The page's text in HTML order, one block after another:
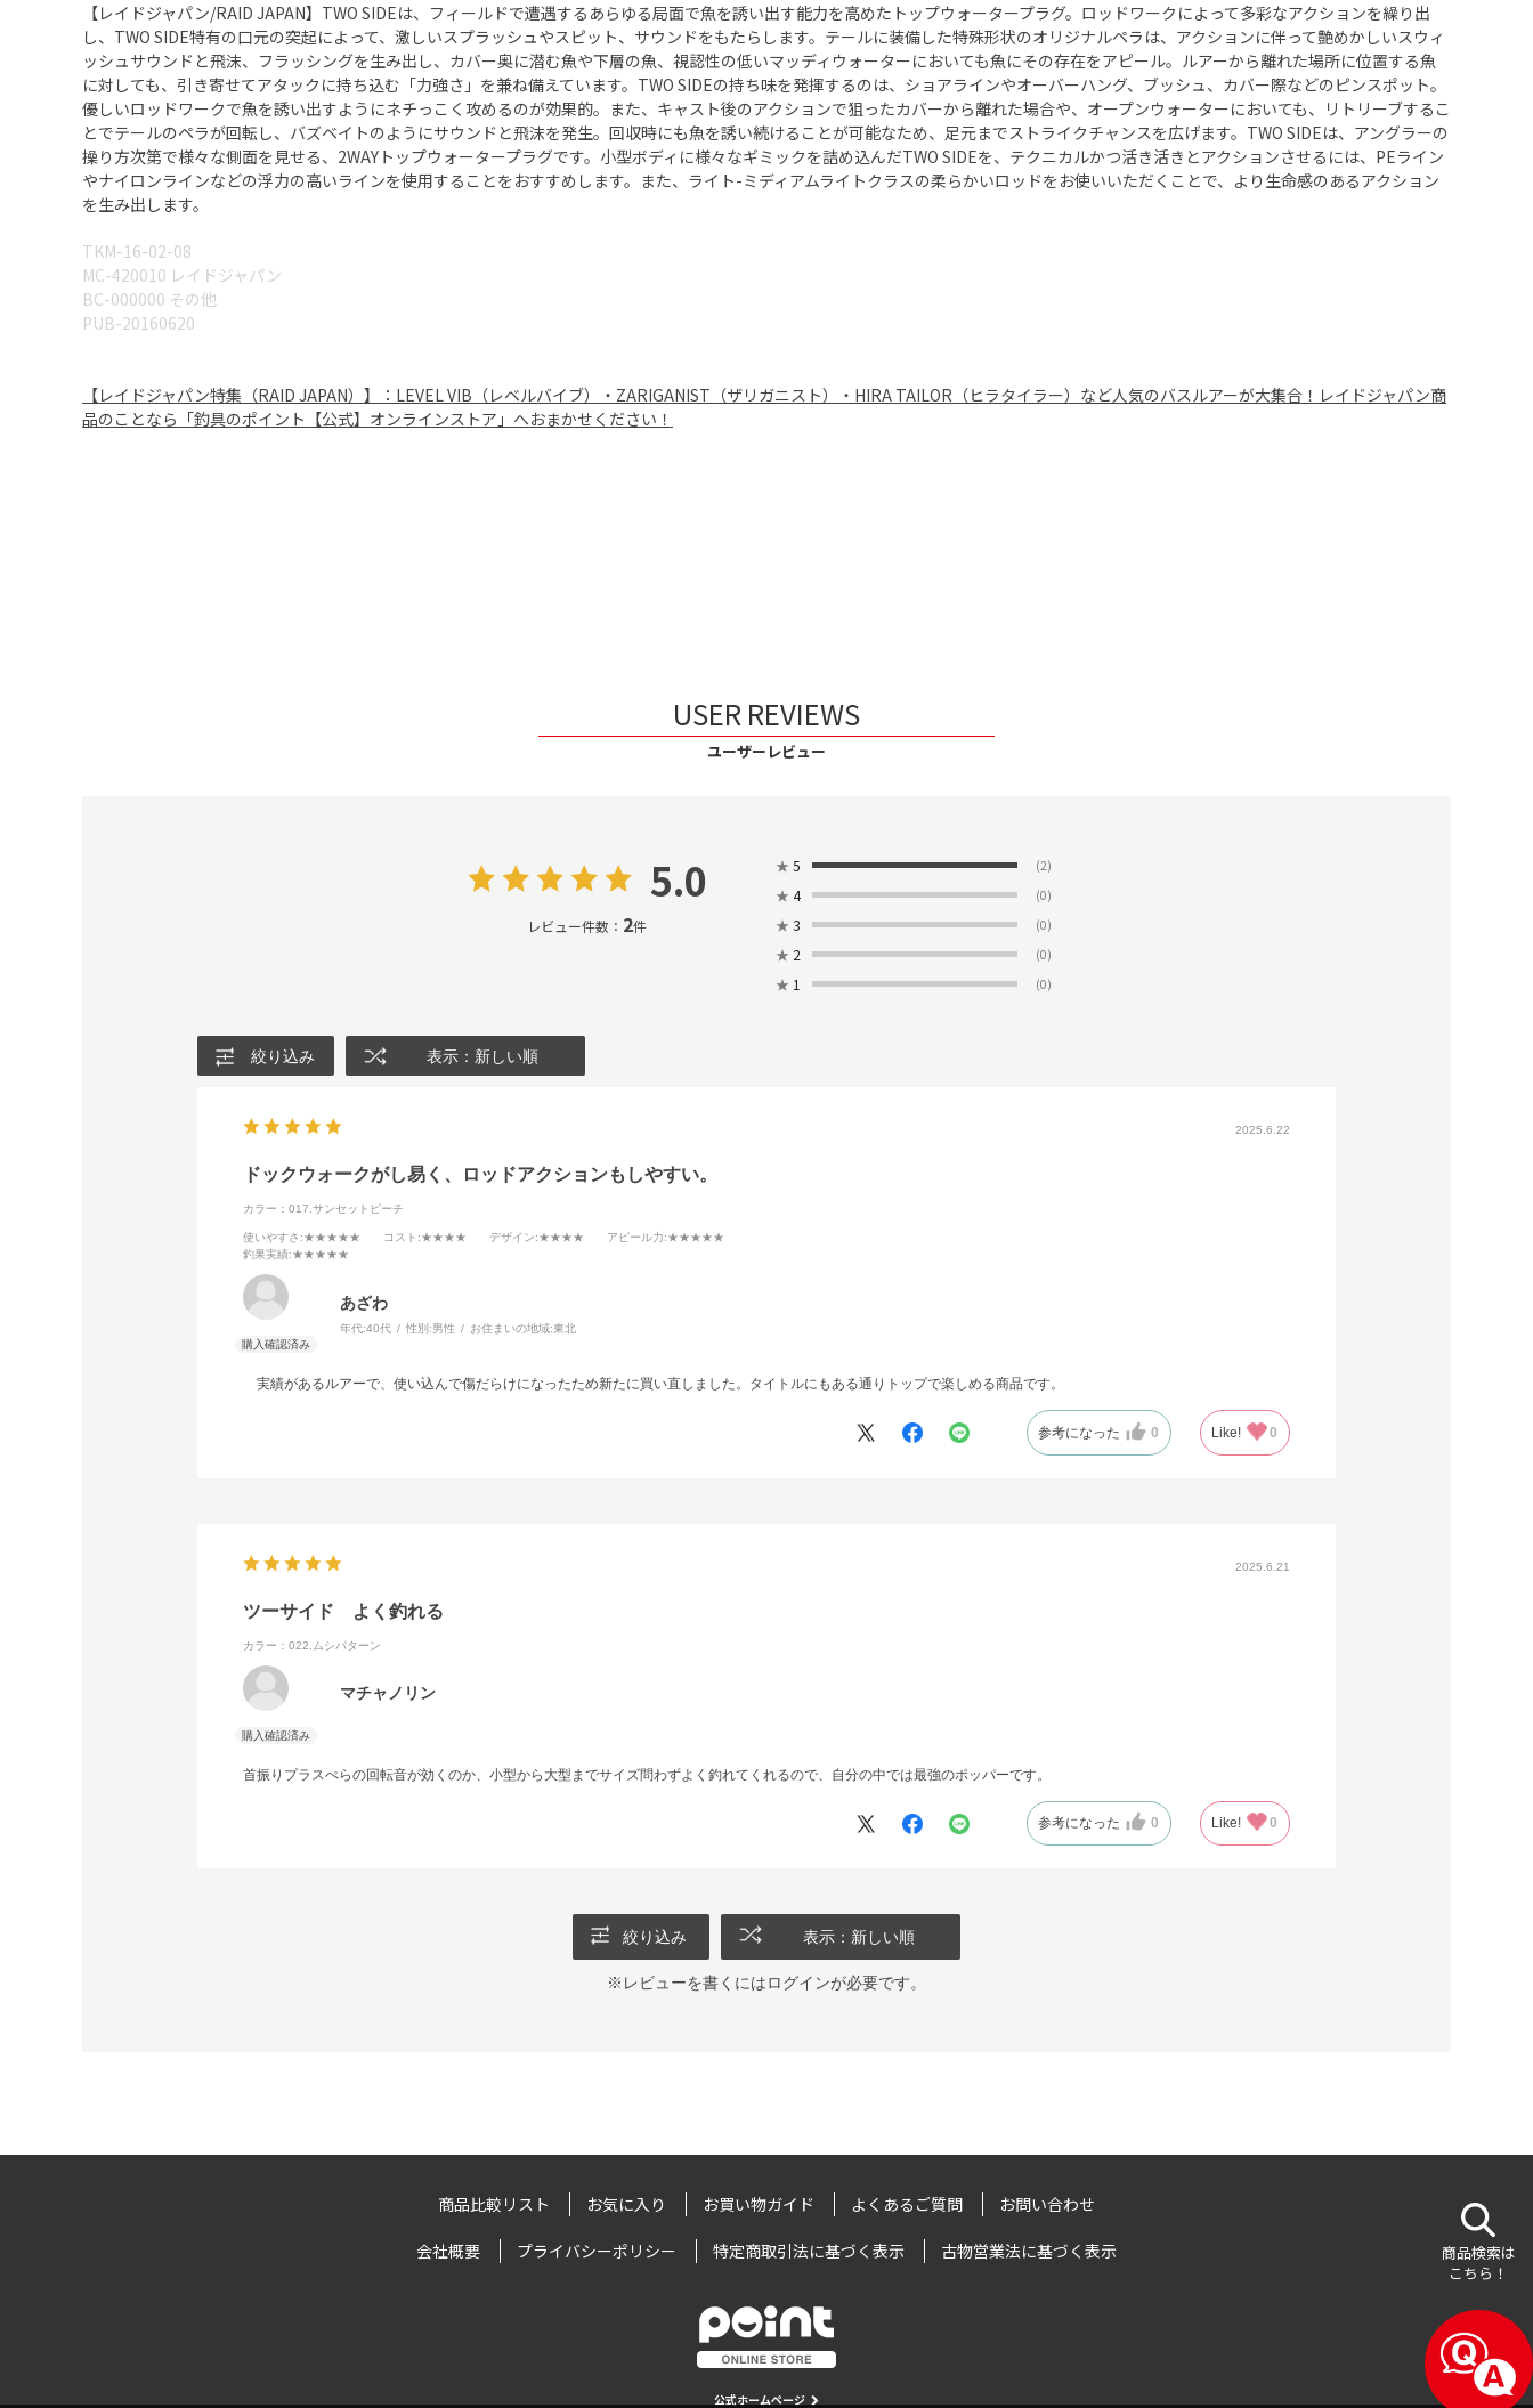
【レイドジャパン/RAID JAPAN】TWO SIDEは、フィールドで遭遇するあらゆる局面で魚を誘い出す能力を高めたトップウォータープラグ。ロッドワークによって多彩なアクションを繰り出
し、TWO SIDE特有の口元の突起によって、激しいスプラッシュやスピット、サウンドをもたらします。テールに装備した特殊形状のオリジナルペラは、アクションに伴って艶めかしいスウィ
ッシュサウンドと飛沫、フラッシングを生み出し、カバー奥に潜む魚や下層の魚、視認性の低いマッディウォーターにおいても魚にその存在をアピール。ルアーから離れた場所に位置する魚
に対しても、引き寄せてアタックに持ち込む「力強さ」を兼ね備えています。TWO SIDEの持ち味を発揮するのは、ショアラインやオーバーハング、ブッシュ、カバー際などのピンスポット。
優しいロッドワークで魚を誘い出すようにネチっこく攻めるのが効果的。また、キャスト後のアクションで狙ったカバーから離れた場合や、オープンウォーターにおいても、リトリーブするこ
とでテールのペラが回転し、バズベイトのようにサウンドと飛沫を発生。回収時にも魚を誘い続けることが可能なため、足元までストライクチャンスを広げます。TWO SIDEは、アングラーの
操り方次第で様々な側面を見せる、2WAYトップウォータープラグです。小型ボディに様々なギミックを詰め込んだTWO SIDEを、テクニカルかつ活き活きとアクションさせるには、PEライン
やナイロンラインなどの浮力の高いラインを使用することをおすすめします。また、ライト-ミディアムライトクラスの柔らかいロッドをお使いいただくことで、より生命感のあるアクション
を生み出します。
TKM-16-02-08
MC-420010 レイドジャパン
BC-000000 その他
PUB-20160620
【レイドジャパン特集（RAID JAPAN）】：LEVEL VIB（レベルバイブ）・ZARIGANIST（ザリガニスト）・HIRA TAILOR（ヒラタイラー）など人気のバスルアーが大集合！レイドジャパン商
品のことなら「釣具のポイント【公式】オンラインストア」へおまかせください！
USER REVIEWS
ユーザーレビュー
5.0
レビュー件数： 2件
★ 5 (2)
★ 4 (0)
★ 3 (0)
★ 2 (0)
★ 1 (0)
絞り込み 表示：新しい順
2025.6.22
ドックウォークがし易く、ロッドアクションもしやすい。
カラー：017.サンセットピーチ
使いやすさ :★★★★★ コスト :★★★★ デザイン:★★★★ アピール力:★★★★★
釣果実績:★★★★★
あざわ
年代:40代 性別:男性 お住まいの地域:東北
実績があるルアーで、使い込んで傷だらけになったため新たに買い直しました。タイトルにもある通りトップで楽しめる商品です。
参考になった 0 Like! 0
2025.6.21
ツーサイド よく釣れる
カラー：022.ムシパターン
マチャノリン
首振りプラスぺらの回転音が効くのか、小型から大型までサイズ問わずよく釣れてくれるので、自分の中では最強のポッパーです。
参考になった 0 Like! 0
絞り込み 表示：新しい順
※レビューを書くにはログインが必要です。
商品比較リスト お気に入り お買い物ガイド よくあるご質問 お問い合わせ
会社概要 プライバシーポリシー 特定商取引法に基づく表示 古物営業法に基づく表示
公式ホームページ
商品検索は
こちら！